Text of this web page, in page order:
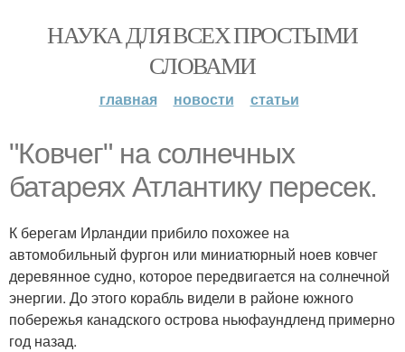
НАУКА ДЛЯ ВСЕХ ПРОСТЫМИ
СЛОВАМИ
главная новости статьи
"Ковчег" на солнечных
батареях Атлантику пересек.
К берегам Ирландии прибило похожее на
автомобильный фургон или миниатюрный ноев ковчег
деревянное судно, которое передвигается на солнечной
энергии. До этого корабль видели в районе южного
побережья канадского острова ньюфаундленд примерно
год назад.